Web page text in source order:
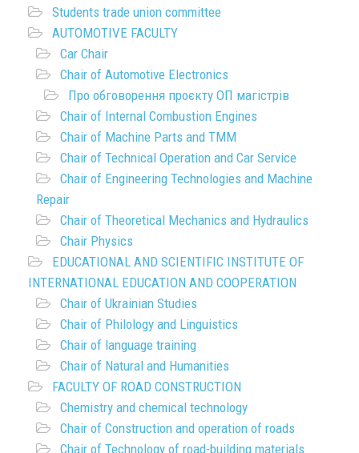
Students trade union committee
AUTOMOTIVE FACULTY
Car Chair
Chair of Automotive Electronics
Про обговорення проєкту ОП магістрів
Chair of Internal Combustion Engines
Chair of Machine Parts and TMM
Chair of Technical Operation and Car Service
Chair of Engineering Technologies and Machine
Repair
Chair of Theoretical Mechanics and Hydraulics
Chair Physics
EDUCATIONAL AND SCIENTIFIC INSTITUTE OF
INTERNATIONAL EDUCATION AND COOPERATION
Chair of Ukrainian Studies
Chair of Philology and Linguistics
Chair of language training
Chair of Natural and Humanities
FACULTY OF ROAD CONSTRUCTION
Chemistry and chemical technology
Chair of Construction and operation of roads
Chair of Technology of road-building materials